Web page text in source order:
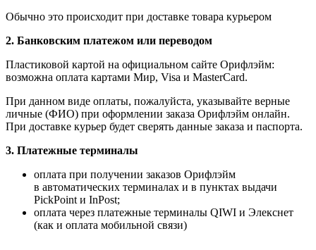
Обычно это происходит при доставке товара курьером
2. Банковским платежом или переводом
Пластиковой картой на официальном сайте Орифлэйм:
возможна оплата картами Мир, Visa и MasterCard.
При данном виде оплаты, пожалуйста, указывайте верные
личные (ФИО) при оформлении заказа Орифлэйм онлайн.
При доставке курьер будет сверять данные заказа и паспорта.
3. Платежные терминалы
оплата при получении заказов Орифлэйм
в автоматических терминалах и в пунктах выдачи
PickPoint и InPost;
оплата через платежные терминалы QIWI и Элекснет
(как и оплата мобильной связи)